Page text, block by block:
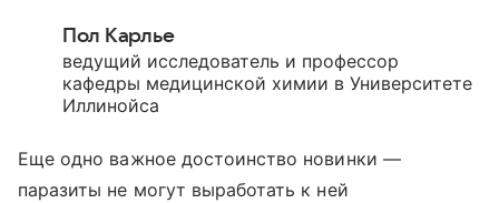
Пол Карлье
ведущий исследователь и профессор
кафедры медицинской химии в Университете
Иллинойса
Еще одно важное достоинство новинки —
паразиты не могут выработать к ней